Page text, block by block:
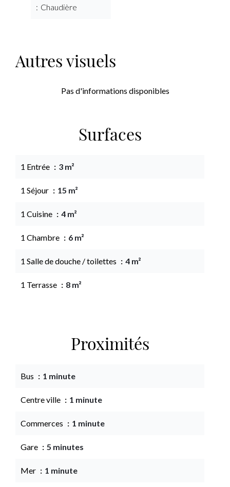
Chaudière
Autres visuels
Pas d'informations disponibles
Surfaces
1 Entrée 3 m²
1 Séjour 15 m²
1 Cuisine 4 m²
1 Chambre 6 m²
1 Salle de douche / toilettes 4 m²
1 Terrasse 8 m²
Proximités
Bus 1 minute
Centre ville 1 minute
Commerces 1 minute
Gare 5 minutes
Mer 1 minute